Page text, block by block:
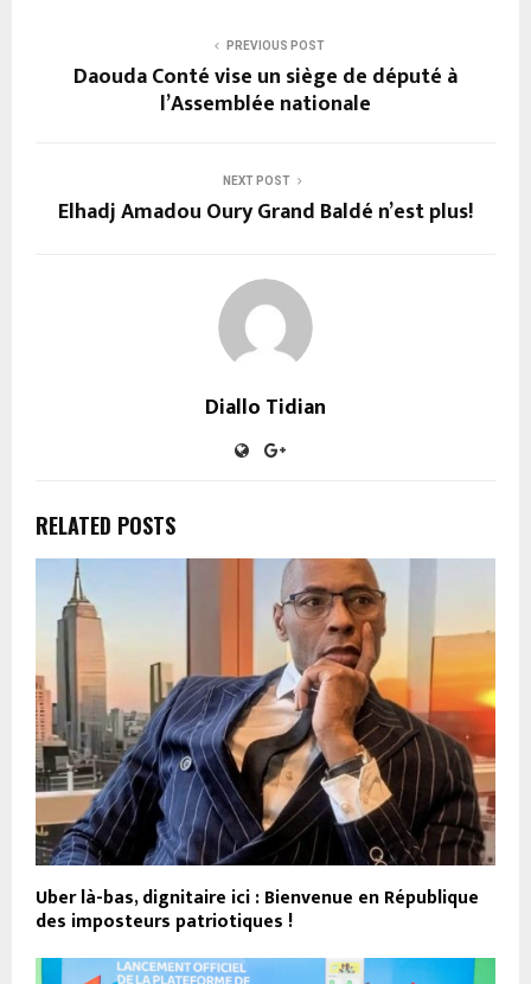
PREVIOUS POST
Daouda Conté vise un siège de député à
l’Assemblée nationale
NEXT POST
Elhadj Amadou Oury Grand Baldé n’est plus!
Diallo Tidian
RELATED POSTS
Uber là-bas, dignitaire ici : Bienvenue en République
des imposteurs patriotiques !